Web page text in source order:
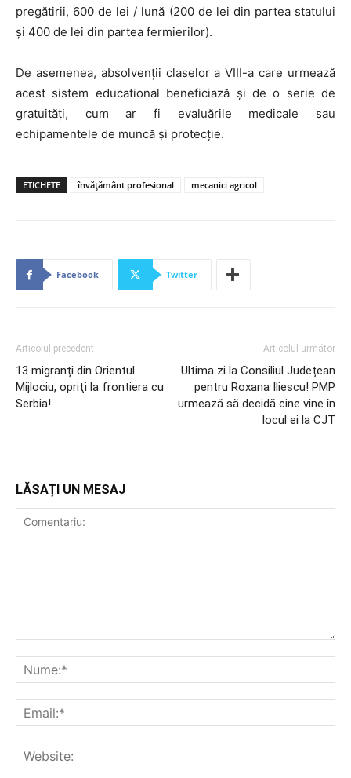
pregătirii, 600 de lei / lună (200 de lei din partea statului
şi 400 de lei din partea fermierilor).
De asemenea, absolvenţii claselor a VIII-a care urmează
acest sistem educational beneficiază şi de o serie de
gratuităţi, cum ar fi evaluările medicale sau
echipamentele de muncă şi protecţie.
ETICHETE învățământ profesional mecanici agricol
Facebook Twitter
Articolul precedent
13 migranți din Orientul
Mijlociu, opriţi la frontiera cu
Serbia!
Articolul următor
Ultima zi la Consiliul Județean
pentru Roxana Iliescu! PMP
urmează să decidă cine vine în
locul ei la CJT
LĂSAȚI UN MESAJ